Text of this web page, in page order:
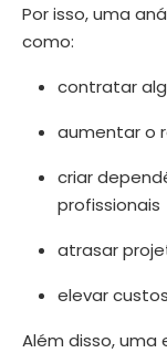
Por isso, uma
como:
contratar
aumentar o
criar
profissionais
atrasar
elevar
Além disso,